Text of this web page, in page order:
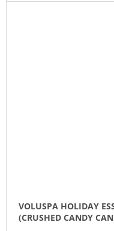
VOLUSPA HOLIDAY
(CRUSHED CANDY